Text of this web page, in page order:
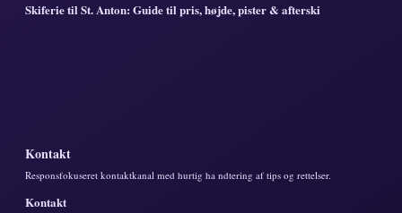
Skiferie til St. Anton: Guide til pris, højde, pister & afterski
Kontakt
Responsfokuseret kontaktkanal med hurtig ha ndtering af tips og rettelser.
Kontakt